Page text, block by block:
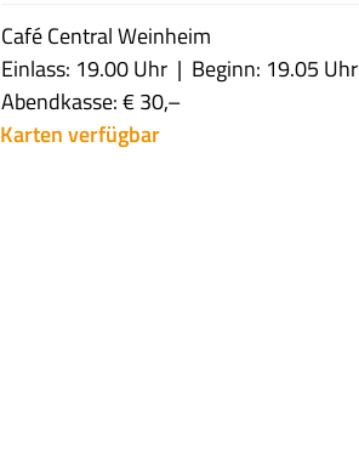
Café Central Weinheim
Einlass: 19.00 Uhr
Beginn: 19.05 Uhr
Abendkasse: € 30,–
Karten verfügbar